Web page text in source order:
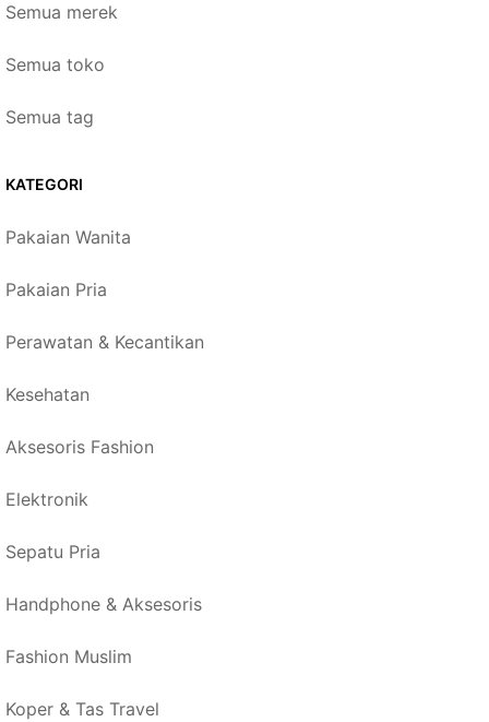
Semua merek
Semua toko
Semua tag
KATEGORI
Pakaian Wanita
Pakaian Pria
Perawatan & Kecantikan
Kesehatan
Aksesoris Fashion
Elektronik
Sepatu Pria
Handphone & Aksesoris
Fashion Muslim
Koper & Tas Travel